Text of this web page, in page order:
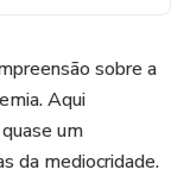
sobre a
Aqui
um
da mediocridade.